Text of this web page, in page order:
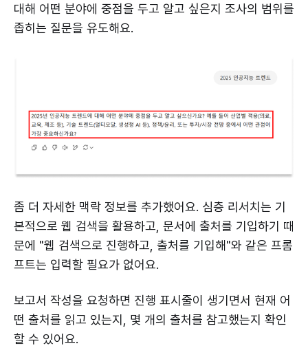
대해 어떤 분야에 중점을 두고 알고 싶은지 조사의 범위를
좁히는 질문을 유도해요.
좀 더 자세한 맥락 정보를 추가했어요. 심층 리서치는 기
본적으로 웹 검색을 활용하고, 문서에 출처를 기입하기 때
문에 "웹 검색으로 진행하고, 출처를 기입해"와 같은 프롬
프트는 입력할 필요가 없어요.
보고서 작성을 요청하면 진행 표시줄이 생기면서 현재 어
떤 출처를 읽고 있는지, 몇 개의 출처를 참고했는지 확인
할 수 있어요.